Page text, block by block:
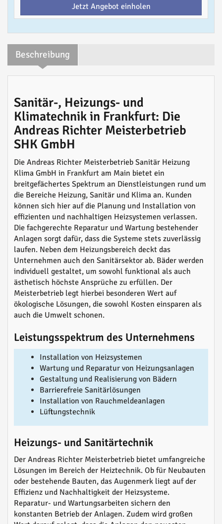
Jetzt Angebot einholen
Beschreibung
Sanitär-, Heizungs- und
Klimatechnik in Frankfurt: Die
Andreas Richter Meisterbetrieb
SHK GmbH
Die Andreas Richter Meisterbetrieb Sanitär Heizung
Klima GmbH in Frankfurt am Main bietet ein
breitgefächertes Spektrum an Dienstleistungen rund um
die Bereiche Heizung, Sanitär und Klima an. Kunden
können sich hier auf die Planung und Installation von
effizienten und nachhaltigen Heizsystemen verlassen.
Die fachgerechte Reparatur und Wartung bestehender
Anlagen sorgt dafür, dass die Systeme stets zuverlässig
laufen. Neben dem Heizungsbereich deckt das
Unternehmen auch den Sanitärsektor ab. Bäder werden
individuell gestaltet, um sowohl funktional als auch
ästhetisch höchste Ansprüche zu erfüllen. Der
Meisterbetrieb legt hierbei besonderen Wert auf
ökologische Lösungen, die sowohl Kosten einsparen als
auch die Umwelt schonen.
Leistungsspektrum des Unternehmens
Installation von Heizsystemen
Wartung und Reparatur von Heizungsanlagen
Gestaltung und Realisierung von Bädern
Barrierefreie Sanitärlösungen
Installation von Rauchmeldeanlagen
Lüftungstechnik
Heizungs- und Sanitärtechnik
Der Andreas Richter Meisterbetrieb bietet umfangreiche
Lösungen im Bereich der Heiztechnik. Ob für Neubauten
oder bestehende Bauten, das Augenmerk liegt auf der
Effizienz und Nachhaltigkeit der Heizsysteme.
Reparatur- und Wartungsarbeiten sichern den
konstanten Betrieb der Anlagen. Zudem wird großen